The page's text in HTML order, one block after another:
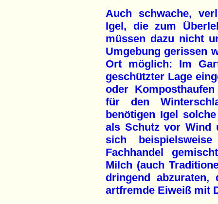
Auch schwache,
Igel, die zum
müssen dazu nicht
Umgebung gerissen
Ort möglich: Im
geschützter Lage
oder
für den
benötigen Igel
als Schutz vor Wind
sich
Fachhandel
Milch (auch
dringend
artfremde Eiweiß mit